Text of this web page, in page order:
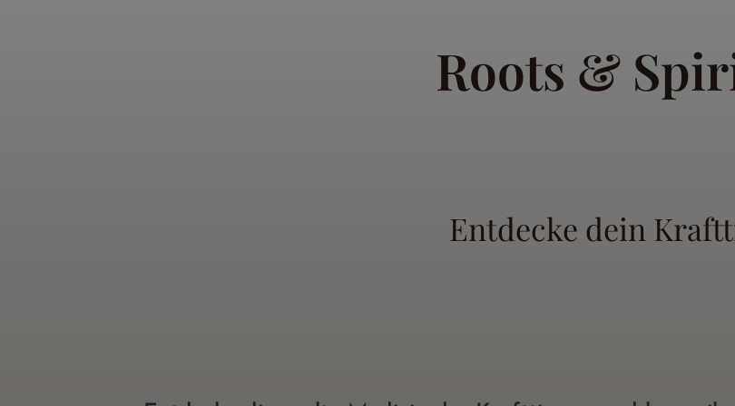
Roots &
Entdecke dein